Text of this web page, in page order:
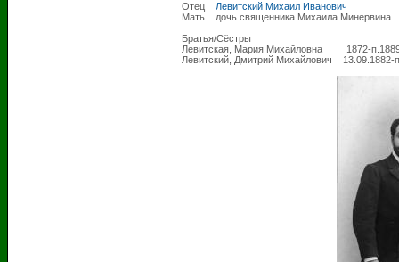
Отец Левитский Михаил Иванович
Мать дочь священника Михаила Минервина
Братья/Сёстры
Левитская, Мария Михайловна 1872-
Левитский, Дмитрий Михайлович 13.09.1882-